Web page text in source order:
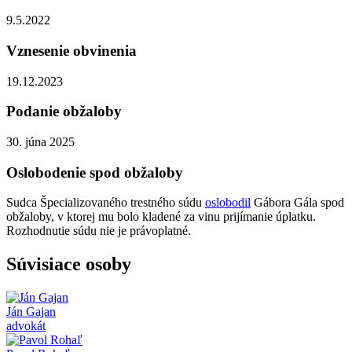
9.5.2022
Vznesenie obvinenia
19.12.2023
Podanie obžaloby
30. júna 2025
Oslobodenie spod obžaloby
Sudca Špecializovaného trestného súdu oslobodil Gábora Gála spod
obžaloby, v ktorej mu bolo kladené za vinu prijímanie úplatku.
Rozhodnutie súdu nie je právoplatné.
Súvisiace osoby
Ján Gajan
advokát